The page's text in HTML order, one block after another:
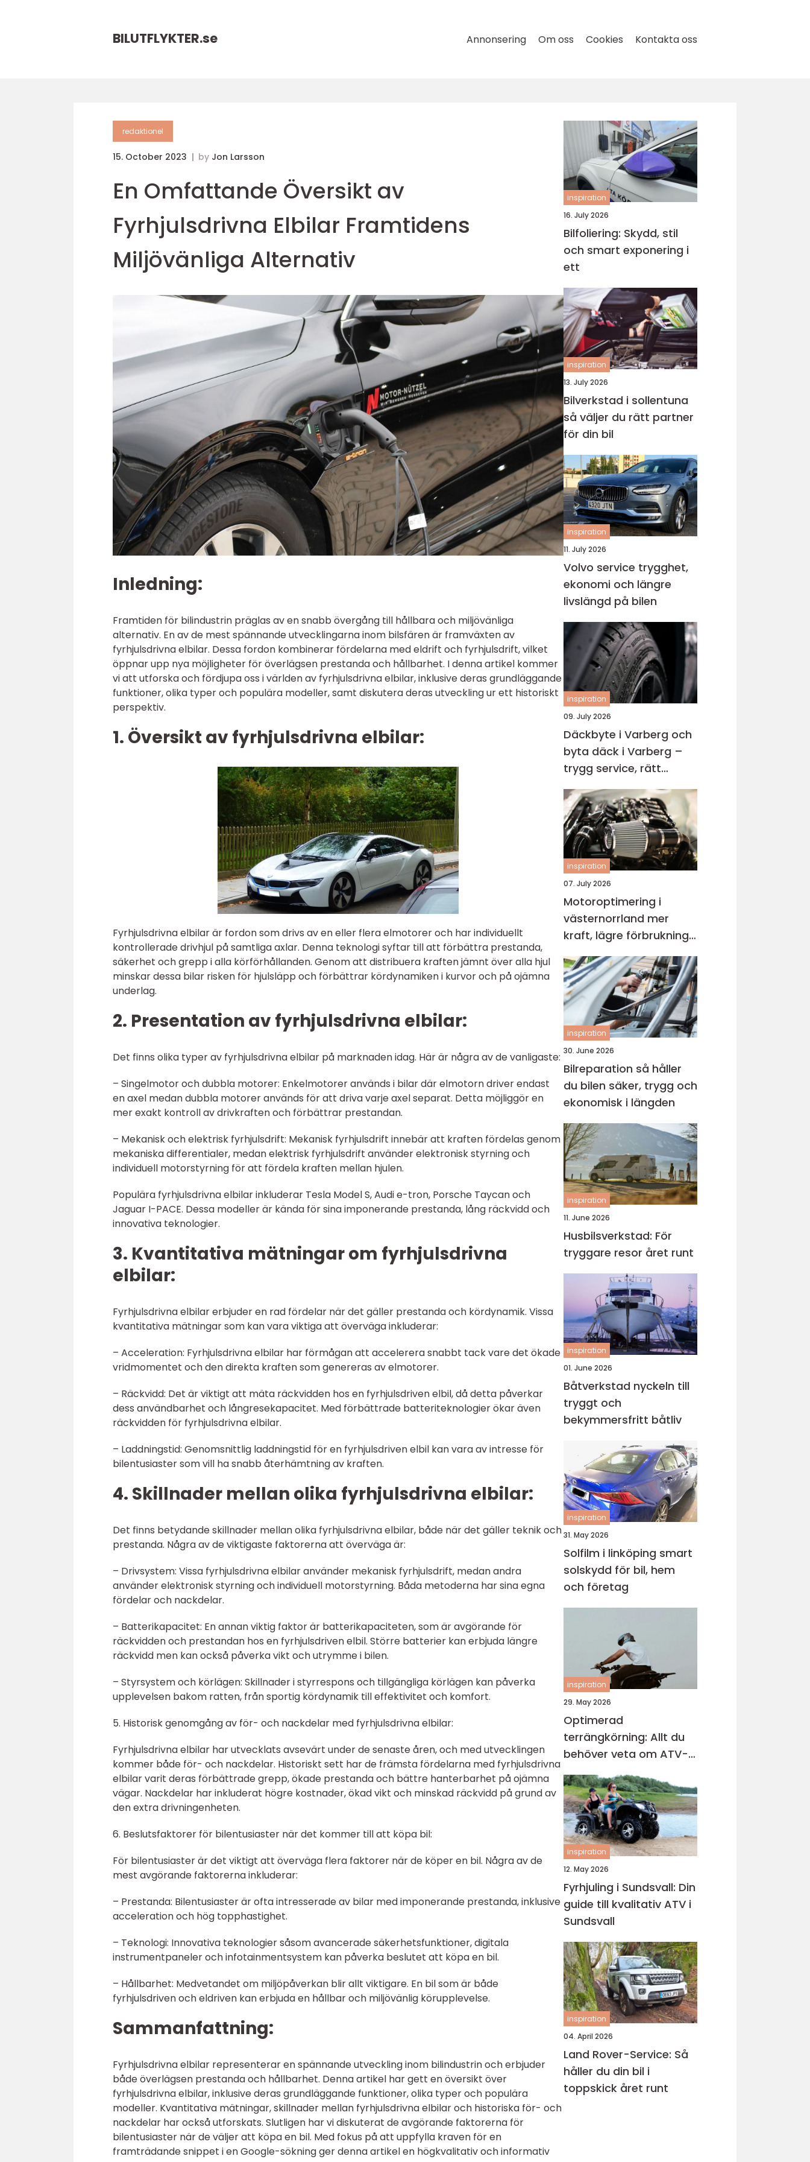
BILUTFLYKTER.se Annonsering Om oss Cookies Kontakta oss
redaktionel
15. October 2023 by Jon Larsson
En Omfattande Översikt av
Fyrhjulsdrivna Elbilar Framtidens
Miljövänliga Alternativ
Inledning:
Framtiden för bilindustrin präglas av en snabb övergång till hållbara och miljövänliga
alternativ. En av de mest spännande utvecklingarna inom bilsfären är framväxten av
fyrhjulsdrivna elbilar. Dessa fordon kombinerar fördelarna med eldrift och fyrhjulsdrift, vilket
öppnar upp nya möjligheter för överlägsen prestanda och hållbarhet. I denna artikel kommer
vi att utforska och fördjupa oss i världen av fyrhjulsdrivna elbilar, inklusive deras grundläggande
funktioner, olika typer och populära modeller, samt diskutera deras utveckling ur ett historiskt
perspektiv.
1. Översikt av fyrhjulsdrivna elbilar:
Fyrhjulsdrivna elbilar är fordon som drivs av en eller flera elmotorer och har individuellt
kontrollerade drivhjul på samtliga axlar. Denna teknologi syftar till att förbättra prestanda,
säkerhet och grepp i alla körförhållanden. Genom att distribuera kraften jämnt över alla hjul
minskar dessa bilar risken för hjulsläpp och förbättrar kördynamiken i kurvor och på ojämna
underlag.
2. Presentation av fyrhjulsdrivna elbilar:
Det finns olika typer av fyrhjulsdrivna elbilar på marknaden idag. Här är några av de vanligaste:
– Singelmotor och dubbla motorer: Enkelmotorer används i bilar där elmotorn driver endast
en axel medan dubbla motorer används för att driva varje axel separat. Detta möjliggör en
mer exakt kontroll av drivkraften och förbättrar prestandan.
– Mekanisk och elektrisk fyrhjulsdrift: Mekanisk fyrhjulsdrift innebär att kraften fördelas genom
mekaniska differentialer, medan elektrisk fyrhjulsdrift använder elektronisk styrning och
individuell motorstyrning för att fördela kraften mellan hjulen.
Populära fyrhjulsdrivna elbilar inkluderar Tesla Model S, Audi e-tron, Porsche Taycan och
Jaguar I-PACE. Dessa modeller är kända för sina imponerande prestanda, lång räckvidd och
innovativa teknologier.
3. Kvantitativa mätningar om fyrhjulsdrivna
elbilar:
Fyrhjulsdrivna elbilar erbjuder en rad fördelar när det gäller prestanda och kördynamik. Vissa
kvantitativa mätningar som kan vara viktiga att överväga inkluderar:
– Acceleration: Fyrhjulsdrivna elbilar har förmågan att accelerera snabbt tack vare det ökade
vridmomentet och den direkta kraften som genereras av elmotorer.
– Räckvidd: Det är viktigt att mäta räckvidden hos en fyrhjulsdriven elbil, då detta påverkar
dess användbarhet och långresekapacitet. Med förbättrade batteriteknologier ökar även
räckvidden för fyrhjulsdrivna elbilar.
– Laddningstid: Genomsnittlig laddningstid för en fyrhjulsdriven elbil kan vara av intresse för
bilentusiaster som vill ha snabb återhämtning av kraften.
4. Skillnader mellan olika fyrhjulsdrivna elbilar:
Det finns betydande skillnader mellan olika fyrhjulsdrivna elbilar, både när det gäller teknik och
prestanda. Några av de viktigaste faktorerna att överväga är:
– Drivsystem: Vissa fyrhjulsdrivna elbilar använder mekanisk fyrhjulsdrift, medan andra
använder elektronisk styrning och individuell motorstyrning. Båda metoderna har sina egna
fördelar och nackdelar.
– Batterikapacitet: En annan viktig faktor är batterikapaciteten, som är avgörande för
räckvidden och prestandan hos en fyrhjulsdriven elbil. Större batterier kan erbjuda längre
räckvidd men kan också påverka vikt och utrymme i bilen.
– Styrsystem och körlägen: Skillnader i styrrespons och tillgängliga körlägen kan påverka
upplevelsen bakom ratten, från sportig kördynamik till effektivitet och komfort.
5. Historisk genomgång av för- och nackdelar med fyrhjulsdrivna elbilar:
Fyrhjulsdrivna elbilar har utvecklats avsevärt under de senaste åren, och med utvecklingen
kommer både för- och nackdelar. Historiskt sett har de främsta fördelarna med fyrhjulsdrivna
elbilar varit deras förbättrade grepp, ökade prestanda och bättre hanterbarhet på ojämna
vägar. Nackdelar har inkluderat högre kostnader, ökad vikt och minskad räckvidd på grund av
den extra drivningenheten.
6. Beslutsfaktorer för bilentusiaster när det kommer till att köpa bil:
För bilentusiaster är det viktigt att överväga flera faktorer när de köper en bil. Några av de
mest avgörande faktorerna inkluderar:
– Prestanda: Bilentusiaster är ofta intresserade av bilar med imponerande prestanda, inklusive
acceleration och hög topphastighet.
– Teknologi: Innovativa teknologier såsom avancerade säkerhetsfunktioner, digitala
instrumentpaneler och infotainmentsystem kan påverka beslutet att köpa en bil.
– Hållbarhet: Medvetandet om miljöpåverkan blir allt viktigare. En bil som är både
fyrhjulsdriven och eldriven kan erbjuda en hållbar och miljövänlig körupplevelse.
Sammanfattning:
Fyrhjulsdrivna elbilar representerar en spännande utveckling inom bilindustrin och erbjuder
både överlägsen prestanda och hållbarhet. Denna artikel har gett en översikt över
fyrhjulsdrivna elbilar, inklusive deras grundläggande funktioner, olika typer och populära
modeller. Kvantitativa mätningar, skillnader mellan fyrhjulsdrivna elbilar och historiska för- och
nackdelar har också utforskats. Slutligen har vi diskuterat de avgörande faktorerna för
bilentusiaster när de väljer att köpa en bil. Med fokus på att uppfylla kraven för en
framträdande snippet i en Google-sökning ger denna artikel en högkvalitativ och informativ
inspiration
16. July 2026
Bilfoliering: Skydd, stil
och smart exponering i
ett
inspiration
13. July 2026
Bilverkstad i sollentuna
så väljer du rätt partner
för din bil
inspiration
11. July 2026
Volvo service trygghet,
ekonomi och längre
livslängd på bilen
inspiration
09. July 2026
Däckbyte i Varberg och
byta däck i Varberg –
trygg service, rätt
timing och bättre
körning
inspiration
07. July 2026
Motoroptimering i
västernorrland mer
kraft, lägre förbrukning
och roligare körning
inspiration
30. June 2026
Bilreparation så håller
du bilen säker, trygg och
ekonomisk i längden
inspiration
11. June 2026
Husbilsverkstad: För
tryggare resor året runt
inspiration
01. June 2026
Båtverkstad nyckeln till
tryggt och
bekymmersfritt båtliv
inspiration
31. May 2026
Solfilm i linköping smart
solskydd för bil, hem
och företag
inspiration
29. May 2026
Optimerad
terrängkörning: Allt du
behöver veta om ATV-
däck
inspiration
12. May 2026
Fyrhjuling i Sundsvall: Din
guide till kvalitativ ATV i
Sundsvall
inspiration
04. April 2026
Land Rover-Service: Så
håller du din bil i
toppskick året runt